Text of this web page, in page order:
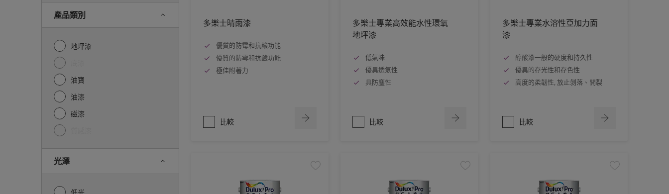
產品類別
地坪漆
油寶
油漆
磁漆
光澤
低光
多樂士晴雨漆
優質的防霉和抗鹼功能
優質的防霉和抗鹼功能
極佳附著力
比較
多樂士專業高效能水性環氧
地坪漆
低氣味
優異透氣性
具防塵性
比較
多樂士專業水溶性亞加力面
漆
醇酸漆一般的硬度和持久性
優異的存光性和存色性
高度的柔韌性, 放止剝落、開裂
比較